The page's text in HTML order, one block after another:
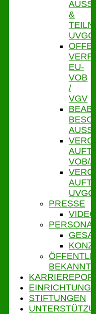
&
UVGO
EU-
VOB
/
VGV
VOB/A
UVGO
PRESSE
STIFTUNGEN